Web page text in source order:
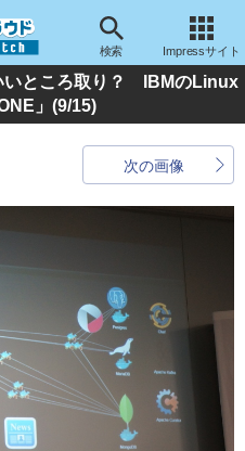
検索 Impressサイト
いところ取り？ IBMのLinux
」 (9/15)
次の画像